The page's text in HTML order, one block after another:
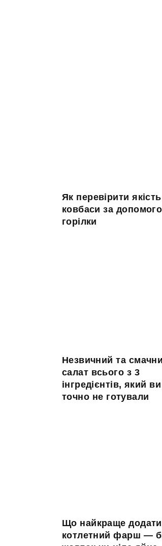
Як перевірити якість
ковбаси за
горілки
Незвичний та
салат всього з 3
інгредієнтів, який
точно не готували
Що найкраще
котлетний фарш —